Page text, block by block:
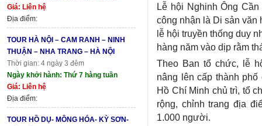
Giá: Liên hệ
Địa điểm:
TOUR HÀ NỘI – CAM RANH – NINH
THUẬN – NHA TRANG – HÀ NỘI
Thời gian: 4 ngày 3 đêm
Ngày khởi hành: Thứ 7 hàng tuần
Giá: Liên hệ
Địa điểm:
TOUR HỒ DỤ- MÔNG HÓA- KỲ SƠN-
Lễ hội Nghinh Ông
công nhận là Di sản văn
lễ hội truyền thống duy
hàng năm vào dịp rằm
Theo Ban tổ chức, lễ
nâng lên cấp thành
Hồ Chí Minh chủ trì, tổ
rộng, chỉnh trang địa
1.000 người.